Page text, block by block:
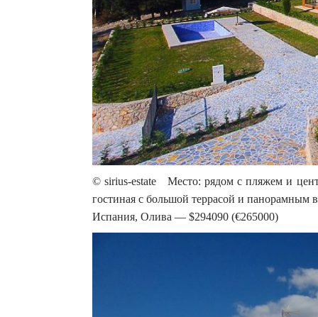
© sirius-estate Место: рядом с пляжем и
гостиная с большой террасой и панорамным
Испания, Олива — $294090 (€265000)